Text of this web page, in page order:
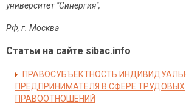
университет "Синергия",
РФ, г. Москва
Статьи на сайте sibac.info
ПРАВОСУБЪЕКТНОСТЬ
ПРЕДПРИНИМАТЕЛЯ В СФЕРЕ ТРУДОВЫХ
ПРАВООТНОШЕНИЙ